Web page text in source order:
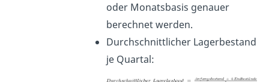
oder Monatsbasis genauer
berechnet werden.
Durchschnittlicher Lagerbestand
je Quartal: